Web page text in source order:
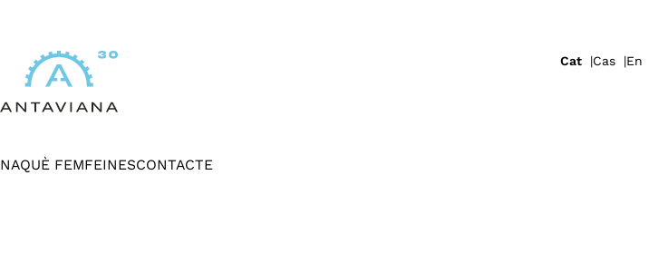
QUÈ FEMFEINESCONTACTE
Cat Cas En